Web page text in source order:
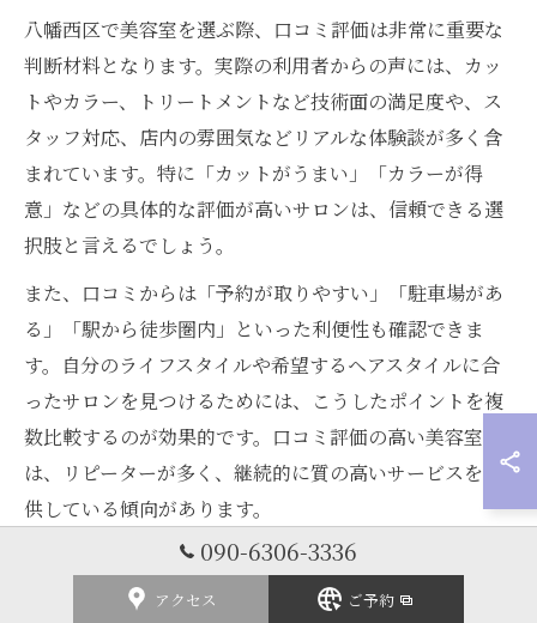
八幡西区で美容室を選ぶ際、口コミ評価は非常に重要な
判断材料となります。実際の利用者からの声には、カッ
トやカラー、トリートメントなど技術面の満足度や、ス
タッフ対応、店内の雰囲気などリアルな体験談が多く含
まれています。特に「カットがうまい」「カラーが得
意」などの具体的な評価が高いサロンは、信頼できる選
択肢と言えるでしょう。
また、口コミからは「予約が取りやすい」「駐車場があ
る」「駅から徒歩圏内」といった利便性も確認できま
す。自分のライフスタイルや希望するヘアスタイルに合
ったサロンを見つけるためには、こうしたポイントを複
数比較するのが効果的です。口コミ評価の高い美容室
は、リピーターが多く、継続的に質の高いサービスを提
供している傾向があります。
ただし、口コミは個人の主観も含まれるため、複数の意
見をチェックし、過度に高評価・低評価に偏らないよう
090-6306-3336
アクセス ご予約